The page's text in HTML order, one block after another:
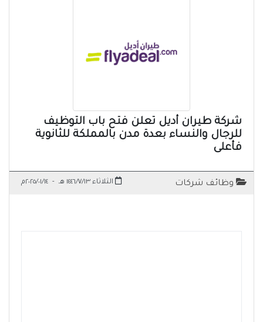
شركة طيران أديل تعلن فتح باب التوظيف
للرجال والنساء بعدة مدن بالمملكة للثانوية
فأعلى
وظائف شركات الثلاثاء ١٤٤٦/٧/١٣ هـ - ٢٠٢٥/٠١/١٤م